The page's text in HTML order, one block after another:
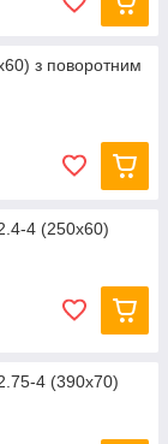
з поворотним
4 (250х60)
4 (390х70)